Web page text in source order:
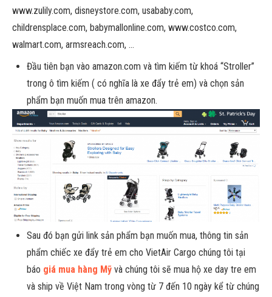
www.zulily.com, disneystore.com, usababy.com,
childrensplace.com, babymallonline.com, www.costco.com,
walmart.com, armsreach.com, …
Đầu tiên bạn vào amazon.com và tìm kiếm từ khoá “Stroller”
trong ô tìm kiếm ( có nghĩa là xe đẩy trẻ em) và chọn sản
phẩm bạn muốn mua trên amazon.
Sau đó bạn gửi link sản phẩm bạn muốn mua, thông tin sản
phẩm chiếc xe đẩy trẻ em cho VietAir Cargo chúng tôi tại
báo giá mua hàng Mỹ và chúng tôi sẽ mua hộ xe day tre em
và ship về Việt Nam trong vòng từ 7 đến 10 ngày kể từ chúng